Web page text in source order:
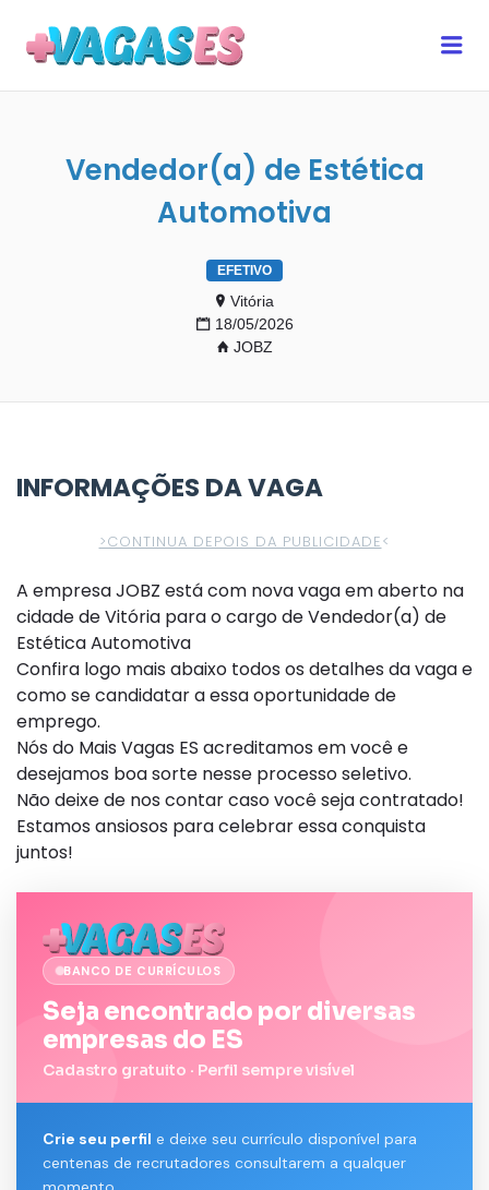
Vendedor(a) de Estética
Automotiva
EFETIVO
Vitória
18/05/2026
JOBZ
INFORMAÇÕES DA VAGA
>CONTINUA DEPOIS DA PUBLICIDADE<
A empresa JOBZ está com nova vaga em aberto na
cidade de Vitória para o cargo de Vendedor(a) de
Estética Automotiva
Confira logo mais abaixo todos os detalhes da vaga e
como se candidatar a essa oportunidade de
emprego.
Nós do Mais Vagas ES acreditamos em você e
desejamos boa sorte nesse processo seletivo.
Não deixe de nos contar caso você seja contratado!
Estamos ansiosos para celebrar essa conquista
juntos!
BANCO DE CURRÍCULOS
Seja encontrado por diversas
empresas do ES
Cadastro gratuito · Perfil sempre visível
Crie seu perfil e deixe seu currículo disponível para
centenas de recrutadores consultarem a qualquer